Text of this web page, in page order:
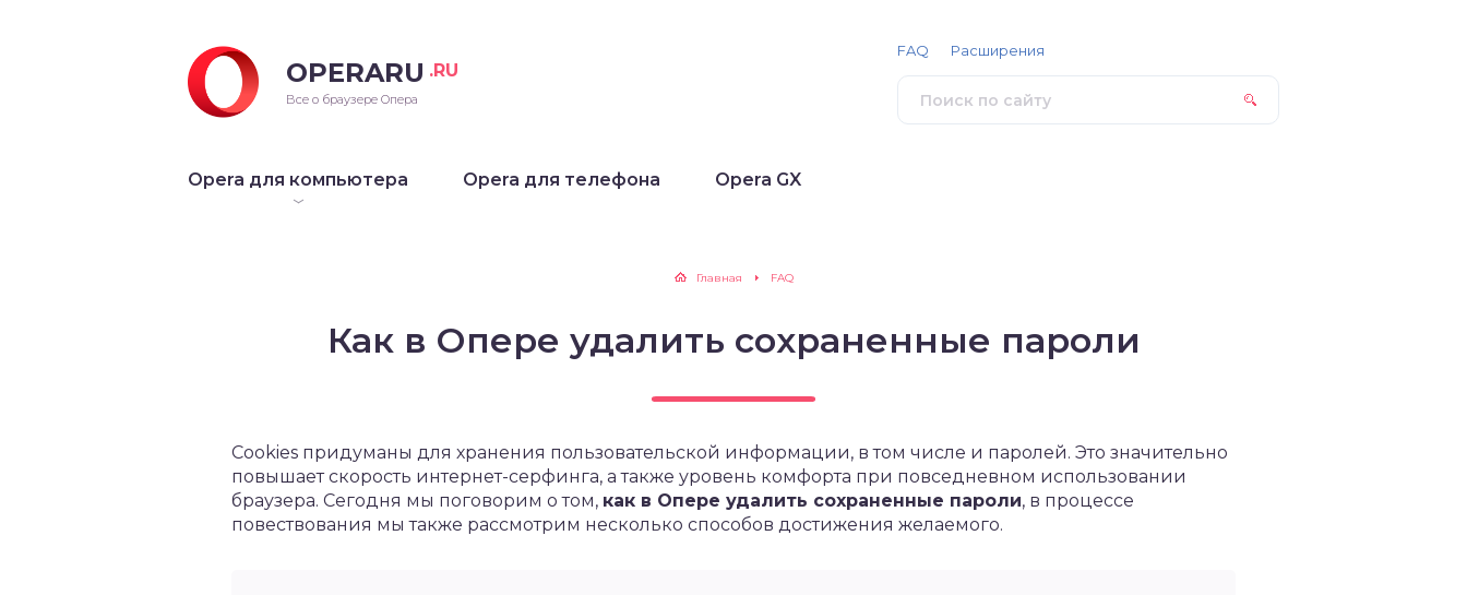
OPERARU .RU
Все о браузере Опера
Opera для компьютера Opera для телефона Opera GX
FAQ Расширения
Главная FAQ
Как в Опере удалить сохраненные пароли
Cookies придуманы для хранения пользовательской информации, в том числе и паролей. Это значительно
повышает скорость интернет-серфинга, а также уровень комфорта при повседневном использовании
браузера. Сегодня мы поговорим о том, как в Опере удалить сохраненные пароли, в процессе
повествования мы также рассмотрим несколько способов достижения желаемого.